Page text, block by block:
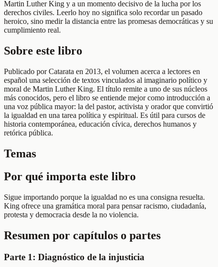
Martin Luther King y a un momento decisivo de la lucha por los
derechos civiles. Leerlo hoy no significa solo recordar un pasado
heroico, sino medir la distancia entre las promesas democráticas y su
cumplimiento real.
Sobre este libro
Publicado por Catarata en 2013, el volumen acerca a lectores en
español una selección de textos vinculados al imaginario político y
moral de Martin Luther King. El título remite a uno de sus núcleos
más conocidos, pero el libro se entiende mejor como introducción a
una voz pública mayor: la del pastor, activista y orador que convirtió
la igualdad en una tarea política y espiritual. Es útil para cursos de
historia contemporánea, educación cívica, derechos humanos y
retórica pública.
Temas
Por qué importa este libro
Sigue importando porque la igualdad no es una consigna resuelta.
King ofrece una gramática moral para pensar racismo, ciudadanía,
protesta y democracia desde la no violencia.
Resumen por capítulos o partes
Parte 1: Diagnóstico de la injusticia